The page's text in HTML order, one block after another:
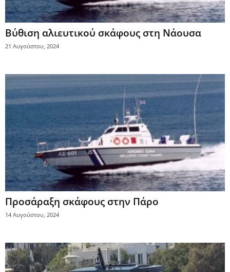
Βύθιση αλιευτικού σκάφους στη Νάουσα
21 Αυγούστου, 2024
Προσάραξη σκάφους στην Πάρο
14 Αυγούστου, 2024